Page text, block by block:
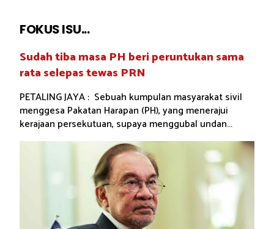
FOKUS ISU...
Sudah tiba masa PH beri peruntukan sama
rata selepas tewas PRN
PETALING JAYA : Sebuah kumpulan masyarakat sivil
menggesa Pakatan Harapan (PH), yang menerajui
kerajaan persekutuan, supaya menggubal undan...